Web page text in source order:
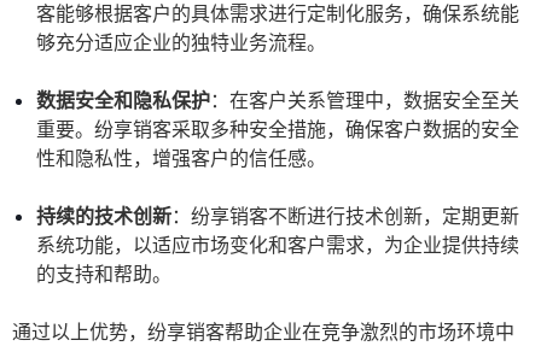
客能够根据客户的具体需求进行定制化服务，确保系统能
够充分适应企业的独特业务流程。
数据安全和隐私保护：在客户关系管理中，数据安全至关
重要。纷享销客采取多种安全措施，确保客户数据的安全
性和隐私性，增强客户的信任感。
持续的技术创新：纷享销客不断进行技术创新，定期更新
系统功能，以适应市场变化和客户需求，为企业提供持续
的支持和帮助。
通过以上优势，纷享销客帮助企业在竞争激烈的市场环境中